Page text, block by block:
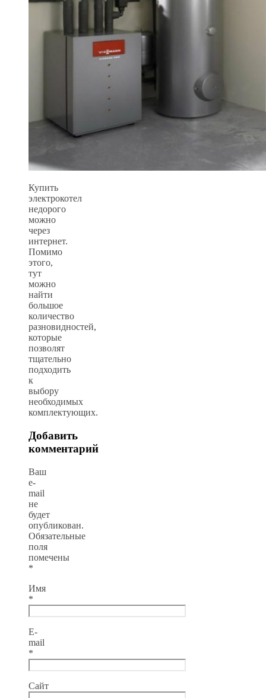
Купить
электрокотел
недорого
можно
через
интернет.
Помимо
этого,
тут
можно
найти
большое
количество
разновидностей,
которые
позволят
тщательно
подходить
к
выбору
необходимых
комплектующих.
Добавить
комментарий
Ваш
e-
mail
не
будет
опубликован.
Обязательные
поля
помечены
*
Имя
*
E-
mail
*
Сайт